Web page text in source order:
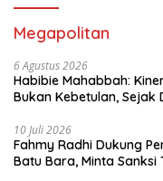
Megapolitan
6 Agustus 2026
Habibie Mahabbah:
Bukan Kebetulan, Sejak
10 Juli 2026
Fahmy Radhi Dukung
Batu Bara, Minta